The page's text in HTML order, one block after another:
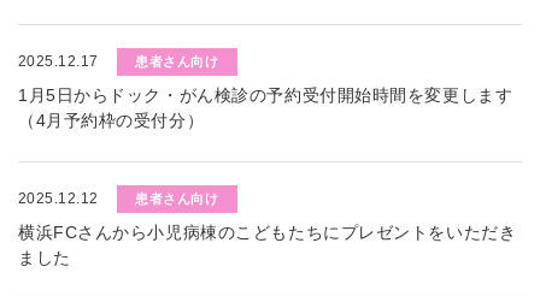
2025.12.17 患者さん向け
1月5日からドック・がん検診の予約受付開始時間を変更します
（4月予約枠の受付分）
2025.12.12 患者さん向け
横浜FCさんから小児病棟のこどもたちにプレゼントをいただき
ました